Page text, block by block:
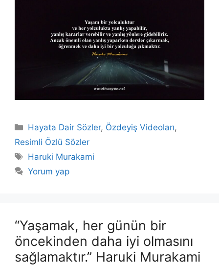
Kategoriler
Hayata Dair Sözler, Özdeyiş Videoları,
Resimli Özlü Sözler
Etiketler
Haruki Murakami
Yorum yap
“Yaşamak, her günün bir
öncekinden daha iyi olmasını
sağlamaktır.” Haruki Murakami